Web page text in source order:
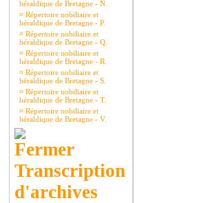
héraldique de Bretagne - N.
¤ Répertoire nobiliaire et
héraldique de Bretagne - P.
¤ Répertoire nobiliaire et
héraldique de Bretagne - Q.
¤ Répertoire nobiliaire et
héraldique de Bretagne - R.
¤ Répertoire nobiliaire et
héraldique de Bretagne - S.
¤ Répertoire nobiliaire et
héraldique de Bretagne - T.
¤ Répertoire nobiliaire et
héraldique de Bretagne - V.
Transcription
d'archives